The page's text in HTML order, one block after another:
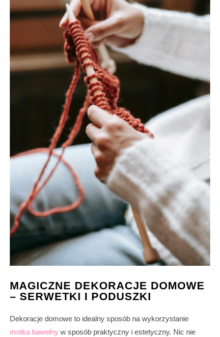
MAGICZNE DEKORACJE DOMOWE
– SERWETKI I PODUSZKI
Dekoracje domowe to idealny sposób na wykorzystanie
motka bawełny w sposób praktyczny i estetyczny. Nic nie